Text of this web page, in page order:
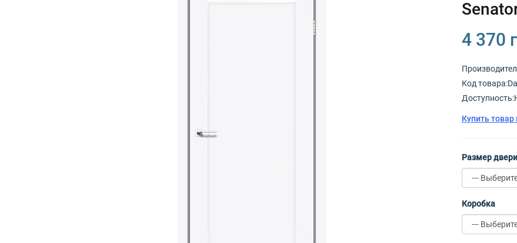
ОТДЕЛКА БАЛКОНА
4 370
Код
Купить
Размер двери
Коробка